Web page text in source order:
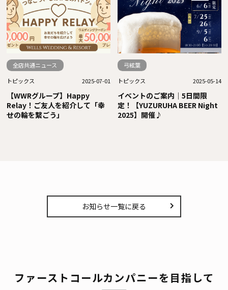
全店共通ニュース
トピックス
2025-07-01
【WWRグループ】Happy
Relay！ご友人を紹介して「幸
せの輪を繋ごう」
弓絃葉
トピックス
2025-05-14
イベントのご案内｜5日間限
定！【YUZURUHA BEER Night
2025】開催♪
お知らせ一覧に戻る
ファーストコールカンパニーを目指して